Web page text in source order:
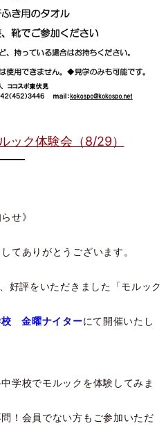
ック体験会（8/29）
せ》
てありがとうございます。
好評をいただきました「モルック
校 金曜ナイターにて開催いたし
学校でモルックを体験してみま
！会員でない方もご参加いただ